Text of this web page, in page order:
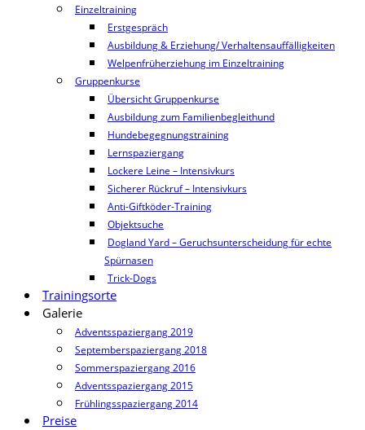
Einzeltraining
Erstgespräch
Ausbildung & Erziehung/ Verhaltensauffälligkeiten
Welpenfrüherziehung im Einzeltraining
Gruppenkurse
Übersicht Gruppenkurse
Ausbildung zum Familienbegleithund
Hundebegegnungstraining
Lernspaziergang
Lockere Leine – Intensivkurs
Sicherer Rückruf – Intensivkurs
Anti-Giftköder-Training
Objektsuche
Dogland Yard – Geruchsunterscheidung für echte
Spürnasen
Trick-Dogs
Trainingsorte
Galerie
Adventsspaziergang 2019
Septemberspaziergang 2018
Sommerspaziergang 2016
Adventsspaziergang 2015
Frühlingsspaziergang 2014
Preise